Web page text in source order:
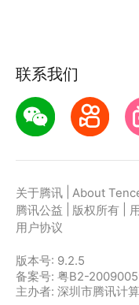
联系我们
关于腾讯 About
腾讯公益
版权所有
用户协议
版本号: 9.2.5
备案号: 粤B2-
主办者: 深圳市腾讯计